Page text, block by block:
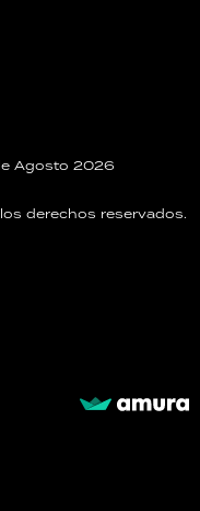
Agosto 2026
derechos reservados.